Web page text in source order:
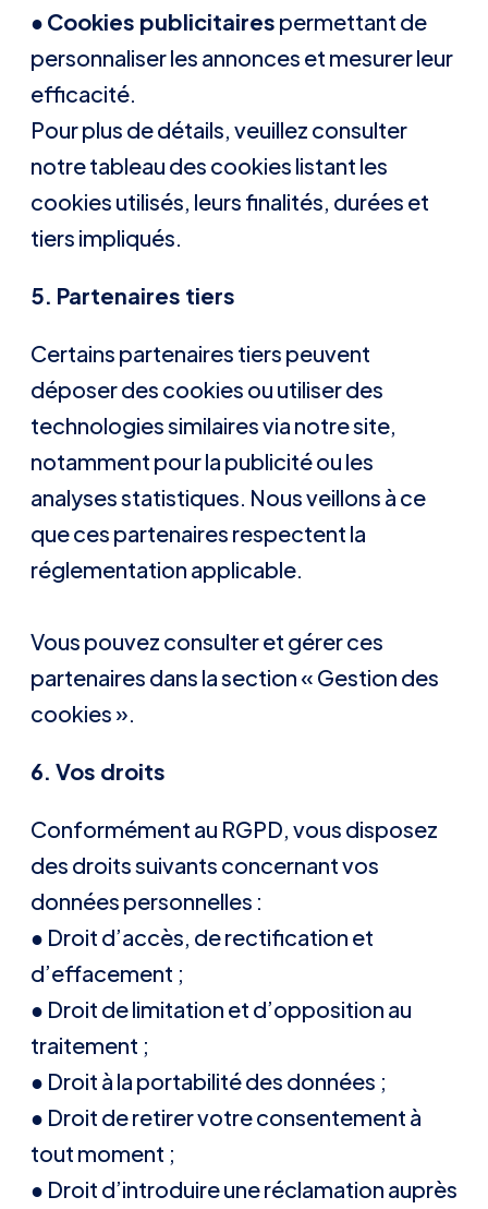
● Cookies publicitaires permettant de
personnaliser les annonces et mesurer leur
efficacité.
Pour plus de détails, veuillez consulter
notre tableau des cookies listant les
cookies utilisés, leurs finalités, durées et
tiers impliqués.
5. Partenaires tiers
Certains partenaires tiers peuvent
déposer des cookies ou utiliser des
technologies similaires via notre site,
notamment pour la publicité ou les
analyses statistiques. Nous veillons à ce
que ces partenaires respectent la
réglementation applicable.
Vous pouvez consulter et gérer ces
partenaires dans la section « Gestion des
cookies ».
6. Vos droits
Conformément au RGPD, vous disposez
des droits suivants concernant vos
données personnelles :
● Droit d’accès, de rectification et
d’effacement ;
● Droit de limitation et d’opposition au
traitement ;
● Droit à la portabilité des données ;
● Droit de retirer votre consentement à
tout moment ;
● Droit d’introduire une réclamation auprès